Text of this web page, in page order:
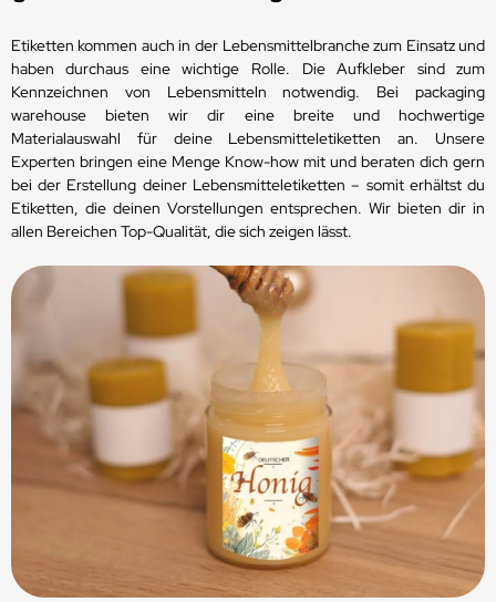
Etiketten kommen auch in der Lebensmittelbranche zum Einsatz und
haben durchaus eine wichtige Rolle. Die Aufkleber sind zum
Kennzeichnen von Lebensmitteln notwendig. Bei packaging
warehouse bieten wir dir eine breite und hochwertige
Materialauswahl für deine Lebensmitteletiketten an. Unsere
Experten bringen eine Menge Know-how mit und beraten dich gern
bei der Erstellung deiner Lebensmitteletiketten – somit erhältst du
Etiketten, die deinen Vorstellungen entsprechen. Wir bieten dir in
allen Bereichen Top-Qualität, die sich zeigen lässt.